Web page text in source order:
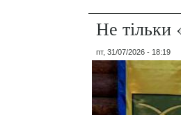
Не
пт, 31/07/2026 - 18:19